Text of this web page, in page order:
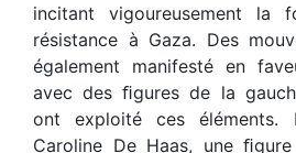
incitant vigoureusement la
résistance à Gaza. Des
également manifesté en
avec des ﬁgures de la
ont exploité ces éléments.
Caroline De Haas, une